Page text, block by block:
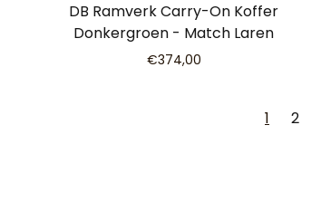
DB Ramverk Carry-On Koffer
Donkergroen - Match Laren
€374,00
1 2